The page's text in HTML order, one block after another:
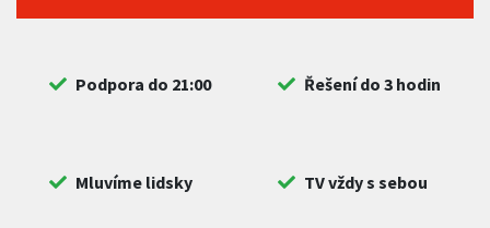
Podpora do 21:00 Řešení do 3 hodin
Mluvíme lidsky TV vždy s sebou